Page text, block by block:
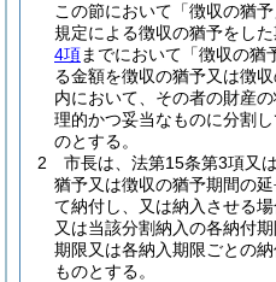
この節において「徴収の猶
規定による徴収の猶予をし
4項までにおいて「徴収の猶
る金額を徴収の猶予又は徴
内において、その者の財産
理的かつ妥当なものに分割
のとする。
2
市長は、法第15条第3項又
猶予又は徴収の猶予期間の
て納付し、又は納入させる
又は当該分割納入の各納付
期限又は各納入期限ごとの
ものとする。